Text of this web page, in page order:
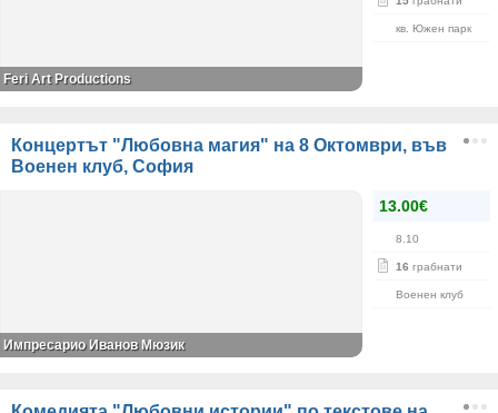
кв. Южен парк
Feri Art Productions
Концертът "Любовна магия" на 8 Октомври, във
Военен клуб, София
13.00€
8.10
16 грабнати
Военен клуб
Импресарио Иванов Мюзик